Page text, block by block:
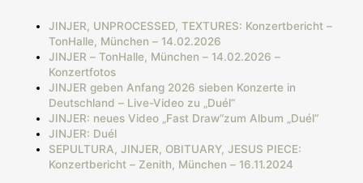
JINJER, UNPROCESSED, TEXTURES: Konzertbericht –
TonHalle, München – 14.02.2026
JINJER – TonHalle, München – 14.02.2026 –
Konzertfotos
JINJER geben Anfang 2026 sieben Konzerte in
Deutschland – Live-Video zu „Duél“
JINJER: neues Video „Fast Draw“zum Album „Duél“
JINJER: Duél
SEPULTURA, JINJER, OBITUARY, JESUS PIECE:
Konzertbericht – Zenith, München – 16.11.2024